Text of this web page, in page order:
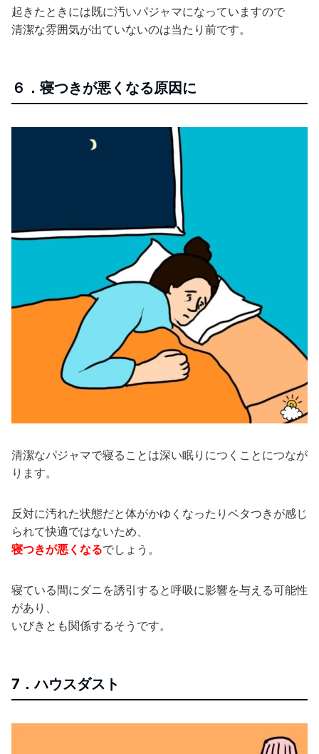
起きたときには既に汚いパジャマになっていますので
清潔な雰囲気が出ていないのは当たり前です。
６．寝つきが悪くなる原因に
清潔なパジャマで寝ることは深い眠りにつくことにつなが
ります。
反対に汚れた状態だと体がかゆくなったりベタつきが感じ
られて快適ではないため、
寝つきが悪くなるでしょう。
寝ている間にダニを誘引すると呼吸に影響を与える可能性
があり、
いびきとも関係するそうです。
7．ハウスダスト